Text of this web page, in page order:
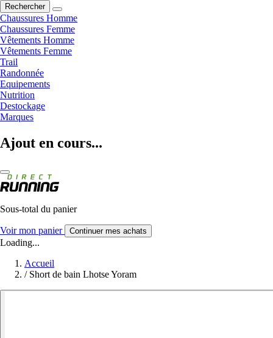
Rechercher
Chaussures Homme
Chaussures Femme
Vêtements Homme
Vêtements Femme
Trail
Randonnée
Equipements
Nutrition
Destockage
Marques
Ajout en cours...
Sous-total du panier
Voir mon panier Continuer mes achats
Loading...
Accueil
/ Short de bain Lhotse Yoram